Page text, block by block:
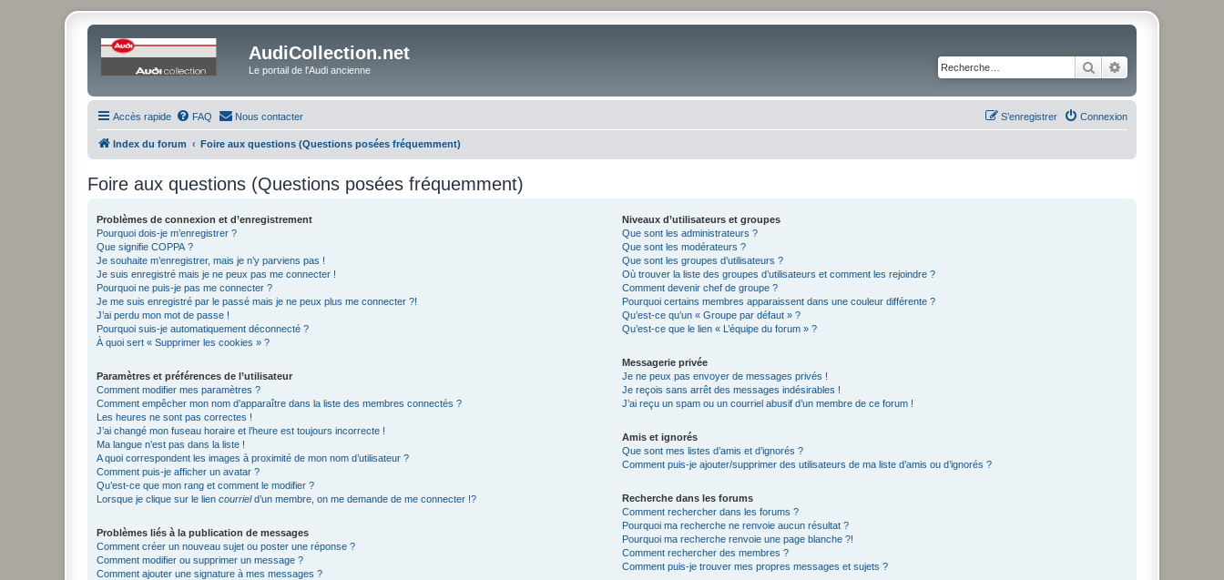
AudiCollection.net
Le portail de l'Audi ancienne Rechercher
Accès rapide FAQ Nous contacter Connexion
S’enregistrer
Index du forum Foire aux questions (Questions posées fréquemment)
Foire aux questions (Questions posées fréquemment)
Problèmes de connexion et d’enregistrement
Pourquoi dois-je m’enregistrer ?
Que signifie COPPA ?
Je souhaite m’enregistrer, mais je n’y parviens pas !
Je suis enregistré mais je ne peux pas me connecter !
Pourquoi ne puis-je pas me connecter ?
Je me suis enregistré par le passé mais je ne peux plus me connecter ?!
J’ai perdu mon mot de passe !
Pourquoi suis-je automatiquement déconnecté ?
À quoi sert « Supprimer les cookies » ?
Paramètres et préférences de l’utilisateur
Comment modifier mes paramètres ?
Comment empêcher mon nom d’apparaître dans la liste des membres connectés ?
Les heures ne sont pas correctes !
J’ai changé mon fuseau horaire et l’heure est toujours incorrecte !
Ma langue n’est pas dans la liste !
A quoi correspondent les images à proximité de mon nom d’utilisateur ?
Comment puis-je afficher un avatar ?
Qu’est-ce que mon rang et comment le modifier ?
Lorsque je clique sur le lien courrield’un membre, on me demande de me connecter !?
Problèmes liés à la publication de messages
Comment créer un nouveau sujet ou poster une réponse ?
Comment modifier ou supprimer un message ?
Comment ajouter une signature à mes messages ?
Niveaux d’utilisateurs et groupes
Que sont les administrateurs ?
Que sont les modérateurs ?
Que sont les groupes d’utilisateurs ?
Où trouver la liste des groupes d’utilisateurs et comment les rejoindre ?
Comment devenir chef de groupe ?
Pourquoi certains membres apparaissent dans une couleur différente ?
Qu’est-ce qu’un « Groupe par défaut » ?
Qu’est-ce que le lien « L’équipe du forum » ?
Messagerie privée
Je ne peux pas envoyer de messages privés !
Je reçois sans arrêt des messages indésirables !
J’ai reçu un spam ou un courriel abusif d’un membre de ce forum !
Amis et ignorés
Que sont mes listes d’amis et d’ignorés ?
Comment puis-je ajouter/supprimer des utilisateurs de ma liste d’amis ou d’ignorés ?
Recherche dans les forums
Comment rechercher dans les forums ?
Pourquoi ma recherche ne renvoie aucun résultat ?
Pourquoi ma recherche renvoie une page blanche ?!
Comment rechercher des membres ?
Comment puis-je trouver mes propres messages et sujets ?